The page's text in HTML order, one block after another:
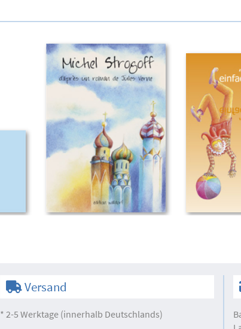
Versand
* 2-5 Werktage (innerhalb Deutschlands)